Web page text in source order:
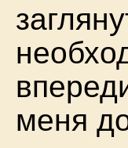
меня